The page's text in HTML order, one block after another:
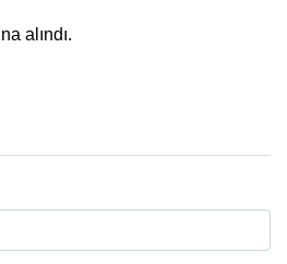
alındı.